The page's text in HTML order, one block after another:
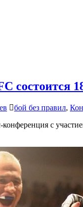
состоится
бой без правил,
с